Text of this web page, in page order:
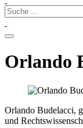
Orlando
Orlando Budelacci,
und